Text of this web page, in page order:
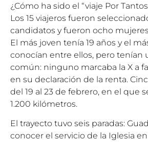
¿Cómo ha sido el “viaje Por
Los 15 viajeros fueron
candidatos y fueron ocho
El más joven tenía 19 años y el
conocían entre ellos, pero tenían
común: ninguno marcaba la X a
en su declaración de la renta.
del 19 al 23 de febrero, en el que
1.200 kilómetros.
El trayecto tuvo seis paradas:
conocer el servicio de la Iglesia